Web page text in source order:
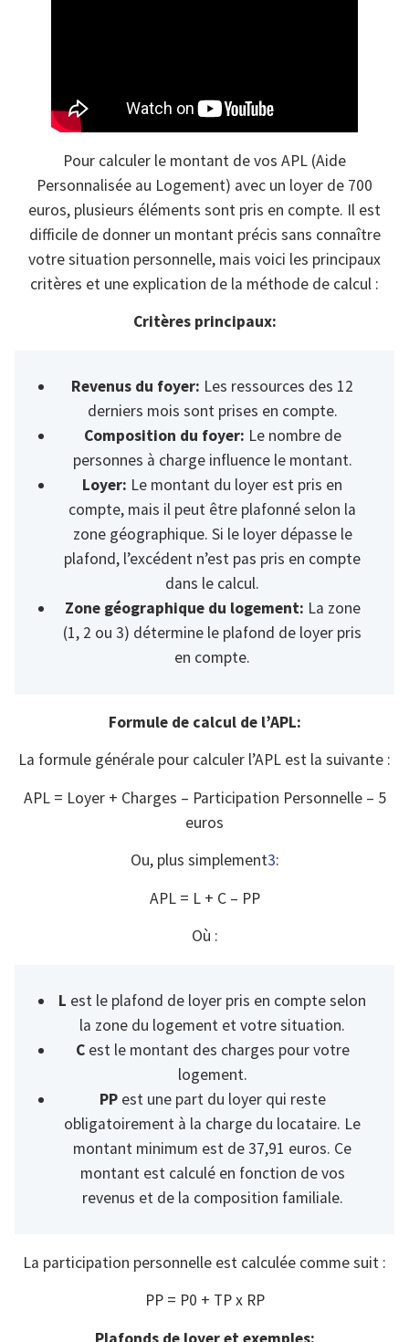
Pour calculer le montant de vos APL (Aide
Personnalisée au Logement) avec un loyer de 700
euros, plusieurs éléments sont pris en compte. Il est
difficile de donner un montant précis sans connaître
votre situation personnelle, mais voici les principaux
critères et une explication de la méthode de calcul :
Critères principaux:
Revenus du foyer: Les ressources des 12
derniers mois sont prises en compte.
Composition du foyer: Le nombre de
personnes à charge influence le montant.
Loyer: Le montant du loyer est pris en
compte, mais il peut être plafonné selon la
zone géographique. Si le loyer dépasse le
plafond, l’excédent n’est pas pris en compte
dans le calcul.
Zone géographique du logement: La zone
(1, 2 ou 3) détermine le plafond de loyer pris
en compte.
Formule de calcul de l’APL:
La formule générale pour calculer l’APL est la suivante :
APL = Loyer + Charges – Participation Personnelle – 5
euros
Ou, plus simplement3:
APL = L + C – PP
Où :
L est le plafond de loyer pris en compte selon
la zone du logement et votre situation.
Cest le montant des charges pour votre
logement.
PPest une part du loyer qui reste
obligatoirement à la charge du locataire. Le
montant minimum est de 37,91 euros. Ce
montant est calculé en fonction de vos
revenus et de la composition familiale.
La participation personnelle est calculée comme suit :
PP = P0 + TP x RP